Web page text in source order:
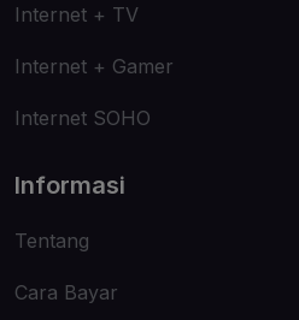
Internet + TV
Internet + Gamer
Internet SOHO
Informasi
Tentang
Cara Bayar